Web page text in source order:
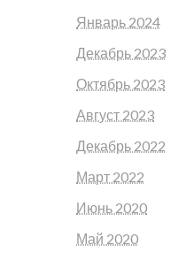
Январь 2024
Декабрь 2023
Октябрь 2023
Август 2023
Декабрь 2022
Март 2022
Июнь 2020
Май 2020